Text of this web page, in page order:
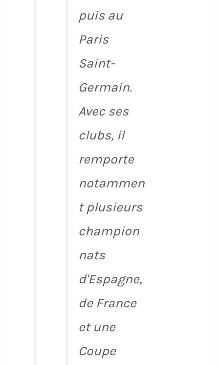
puis au
Paris
Saint-
Germain.
Avec ses
clubs, il
remporte
notammen
t plusieurs
champion
nats
d'Espagne,
de France
et une
Coupe